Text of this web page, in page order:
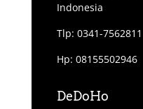
Indonesia
Tlp: 0341-7562811
Hp: 08155502946
DeDoHo